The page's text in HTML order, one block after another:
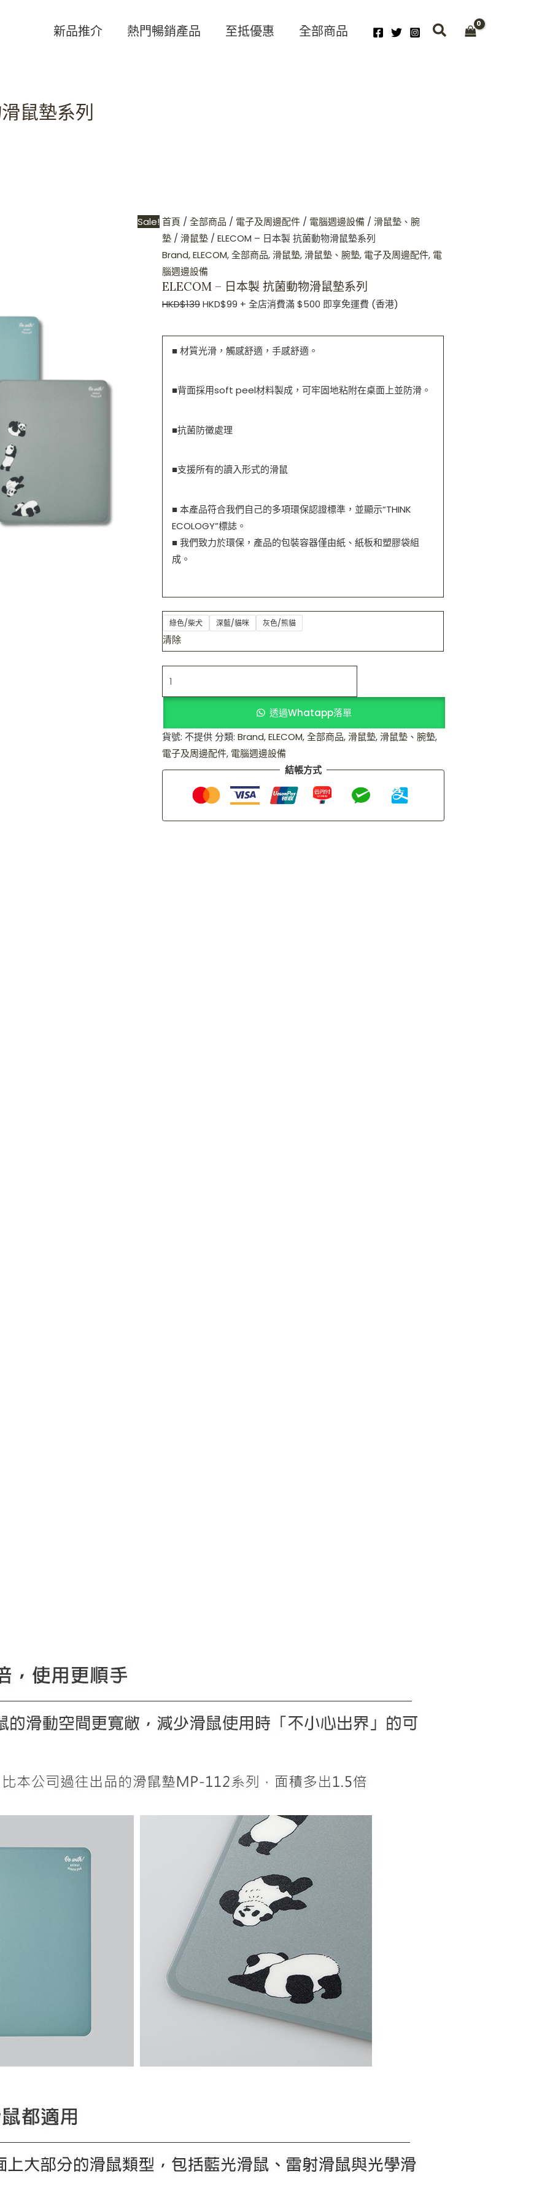
新品推介 熱門暢銷產品 至抵優惠 全部商品
鼠墊系列
Sale! 首頁 / 全部商品 / 電子及周邊配件 / 電腦週邊設備 / 滑鼠墊、腕
墊 / 滑鼠墊 / ELECOM – 日本製 抗菌動物滑鼠墊系列
Brand,ELECOM,全部商品,滑鼠墊,滑鼠墊、腕墊, 電子及周邊配件, 電
腦週邊設備
ELECOM – 日本製 抗菌動物滑鼠墊系列
HKD$139HKD$99
price
is:
+ 全店消費滿 $500 即享免運費 (香港)
■ 材質光滑，觸感舒適， 手感舒適。
■背面採用soft peel材料製成，可牢固地粘附在桌面上並防滑。
■抗菌防黴處理
■支援所有的讀入形式的滑鼠
■ 本產品符合我們自己的多項環保認證標準，並顯示“THINK
ECOLOGY”標誌。
■ 我們致力於環保，產品的包裝容器僅由紙、紙板和塑膠袋組
成。
綠色/柴犬 深藍/貓咪 灰色/熊貓
清除
-
日
列
數
量
透過Whatapp落單
貨號: 不提供 分類: Brand,ELECOM,全部商品,滑鼠墊,滑鼠墊、腕墊,
電子及周邊配件, 電腦週邊設備
結帳方式